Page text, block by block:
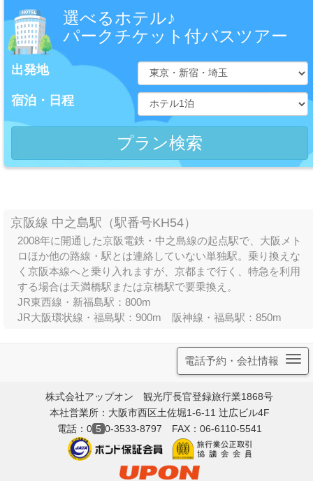
選べるホテル♪
パークチケット付バスツアー
出発地
宿泊・日程
京阪線 中之島駅（駅番号KH54）
2008年に開通した京阪電鉄・中之島線の起点駅で、大阪メト
ロほか他の路線・駅とは連絡していない単独駅。乗り換えな
く京阪本線へと乗り入れますが、京都まで行く、特急を利用
する場合は天満橋駅または京橋駅で要乗換え。
JR東西線・新福島駅：800m
JR大阪環状線・福島駅：900m 阪神線・福島駅：850m
電話予約・会社情報
株式会社アップオン 観光庁長官登録旅行業1868号
本社営業所：大阪市西区土佐堀1-6-11 辻広ビル4F
電話：0 5 0-3533-8797 FAX：06-6110-5541